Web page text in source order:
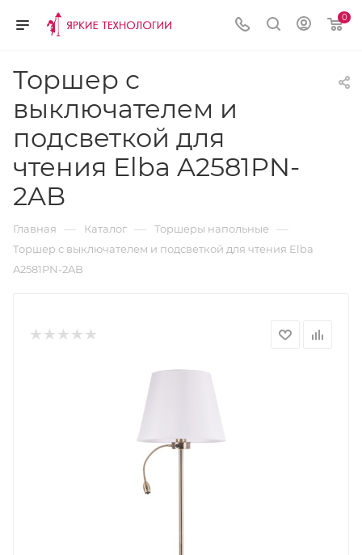
0
Торшер с
выключателем и
подсветкой для
чтения Elba A2581PN-
2AB
Главная — Каталог — Торшеры напольные —
Торшер с выключателем и подсветкой для чтения Elba
A2581PN-2AB